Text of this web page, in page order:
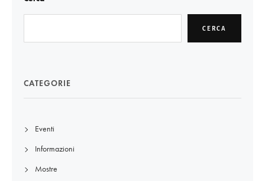
CERCA
CATEGORIE
Eventi
Informazioni
Mostre